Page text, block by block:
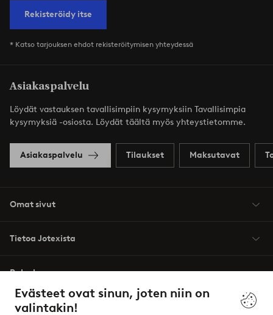
Evästeet ovat sinun, joten niin on
valintakin!
Rekisteröidy itse
* Katso tarjouksen ehdot rekisteröitymisen yhteydessä
Asiakaspalvelu
Löydät vastauksen tavallisimpiin kysymyksiin Tavallisimpia
kysymyksiä -osiosta. Löydät täältä myös yhteystietomme.
Asiakaspalvelu Tilaukset Maksutavat
Omat sivut
Tietoa Jotexista
Palvelumme
Ehdot